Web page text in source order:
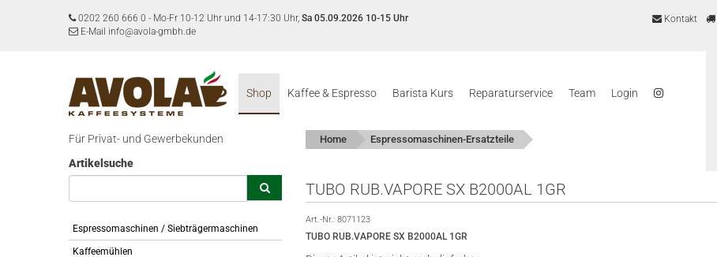
0202 260 666 0 - Mo-Fr 10-12 Uhr und 14-17:30 Uhr, Sa 05.09.2026 10-15 Uhr
E-Mail info@avola-gmbh.de
Kontakt
Shop Kaffee & Espresso Barista Kurs Reparaturservice Team Login
Für Privat- und Gewerbekunden
Artikelsuche
Espressomaschinen / Siebträgermaschinen
Kaffeemühlen
Home Espressomaschinen-Ersatzteile
TUBO RUB.VAPORE SX B2000AL 1GR
Art.-Nr.: 8071123
TUBO RUB.VAPORE SX B2000AL 1GR